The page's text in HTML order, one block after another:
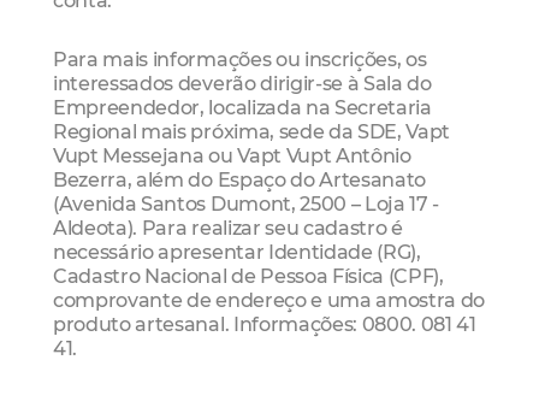
Para mais informações ou inscrições, os
interessados deverão dirigir-se à Sala do
Empreendedor, localizada na Secretaria
Regional mais próxima, sede da SDE, Vapt
Vupt Messejana ou Vapt Vupt Antônio
Bezerra, além do Espaço do Artesanato
(Avenida Santos Dumont, 2500 – Loja 17 -
Aldeota). Para realizar seu cadastro é
necessário apresentar Identidade (RG),
Cadastro Nacional de Pessoa Física (CPF),
comprovante de endereço e uma amostra do
produto artesanal. Informações: 0800. 081 41
41.